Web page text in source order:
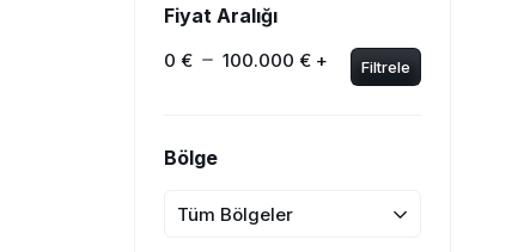
Fiyat Aralığı
0 € 100.000 € + Filtrele
Bölge
Tüm Bölgeler